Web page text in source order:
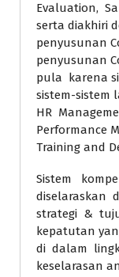
Evaluation,
serta diakhiri
penyusunan
penyusunan
pula karena
sistem-sistem
HR
Performance
Training and
Sistem
diselaraskan
strategi &
kepatutan
di dalam
keselarasan